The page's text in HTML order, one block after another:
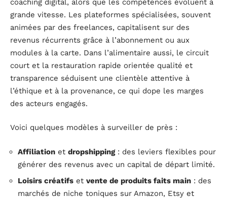
coaching digital, alors que les compétences évoluent à
grande vitesse. Les plateformes spécialisées, souvent
animées par des freelances, capitalisent sur des
revenus récurrents grâce à l’abonnement ou aux
modules à la carte. Dans l’alimentaire aussi, le circuit
court et la restauration rapide orientée qualité et
transparence séduisent une clientèle attentive à
l’éthique et à la provenance, ce qui dope les marges
des acteurs engagés.
Voici quelques modèles à surveiller de près :
Affiliation et dropshipping: des leviers flexibles pour
générer des revenus avec un capital de départ limité.
Loisirs créatifs et vente de produits faits main : des
marchés de niche toniques sur Amazon, Etsy et